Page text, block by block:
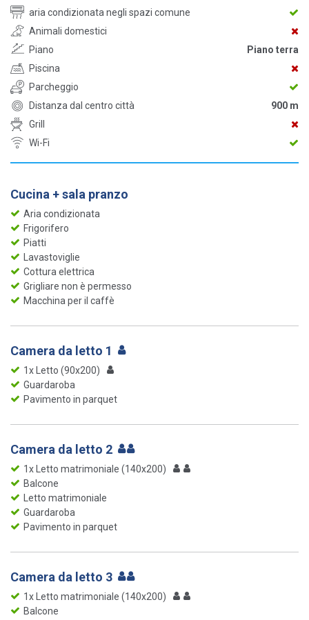
aria condizionata negli spazi comune
Animali domestici
Piano
Piano terra
Piscina
Parcheggio
Distanza dal centro città
900 m
Grill
Wi-Fi
Cucina + sala pranzo
Aria condizionata
Frigorifero
Piatti
Lavastoviglie
Cottura elettrica
Grigliare non è permesso
Macchina per il caffè
Camera da letto 1
1x Letto (90x200)
Guardaroba
Pavimento in parquet
Camera da letto 2
1x Letto matrimoniale (140x200)
Balcone
Letto matrimoniale
Guardaroba
Pavimento in parquet
Camera da letto 3
1x Letto matrimoniale (140x200)
Balcone